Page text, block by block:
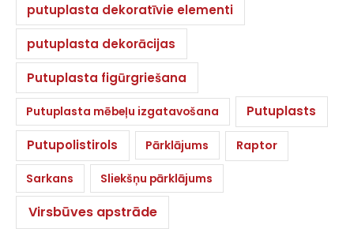
putuplasta dekoratīvie elementi
putuplasta dekorācijas
Putuplasta figūrgriešana
Putuplasta mēbeļu izgatavošana Putuplasts
Putupolistirols Pārklājums Raptor
Sarkans Sliekšņu pārklājums
Virsbūves apstrāde